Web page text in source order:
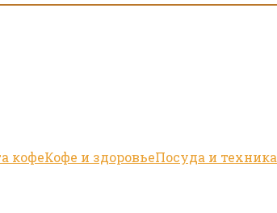
кофеКофе и здоровьеПосуда и техника